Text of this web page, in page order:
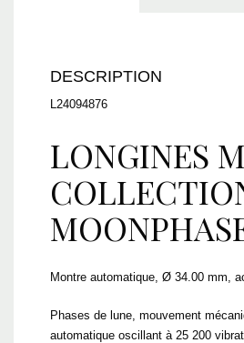
DESCRIPTION
L24094876
LONGINES
Montre automatique, Ø 34.00 mm,
Phases de lune, mouvement
automatique oscillant à 25 200